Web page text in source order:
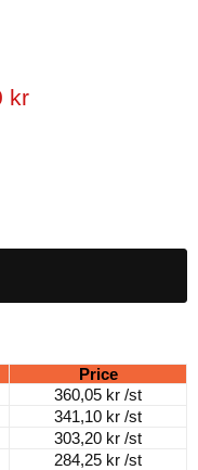
pris
kr
Price
360,05 kr /st
341,10 kr /st
303,20 kr /st
284,25 kr /st